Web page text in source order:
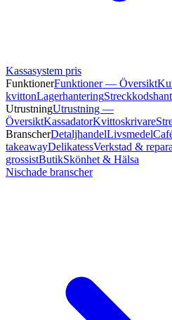
Kassasystem pris
FunktionerFunktioner — Översikt
kvittonLagerhantering
UtrustningUtrustning —
ÖversiktKassadatorKvittoskrivare
BranscherDetaljhandelLivsmedel
takeawayDelikatessVerkstad &
grossistButikSkönhet & Hälsa
Nischade branscher